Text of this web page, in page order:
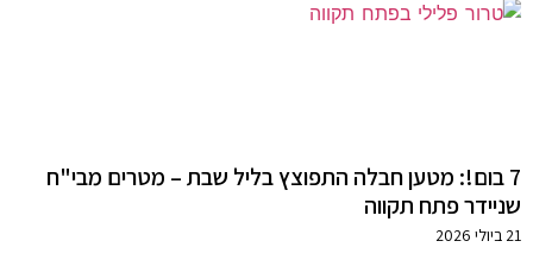
7 בום!: מטען חבלה התפוצץ בליל שבת – מטרים מבי"ח
שניידר פתח תקווה
21 ביולי 2026